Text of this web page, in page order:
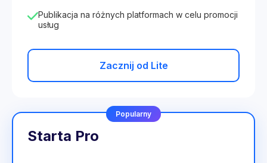
Publikacja na różnych platformach w celu promocji
usług
Zacznij od Lite
Popularny
Starta Pro